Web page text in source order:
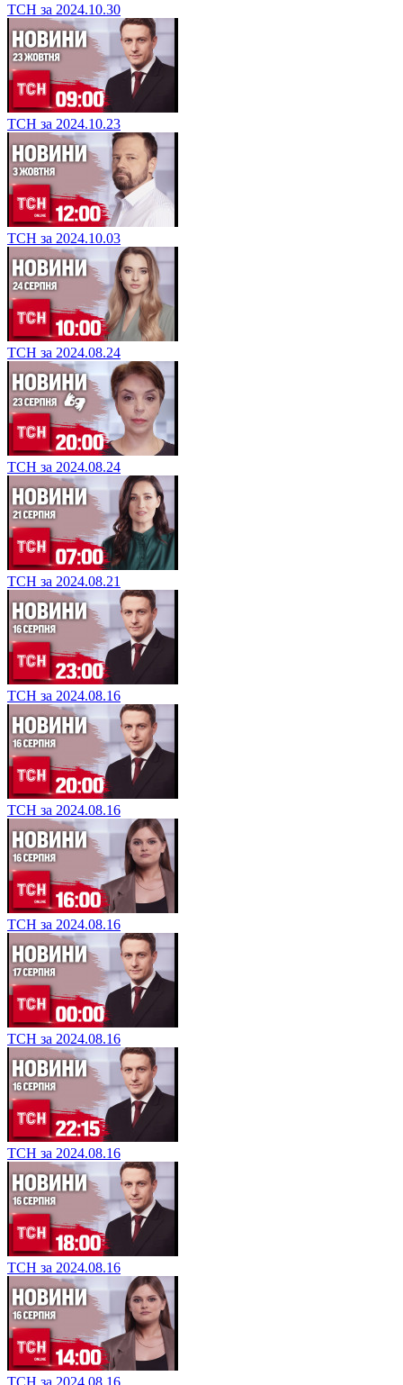
ТСН за 2024.10.30
ТСН за 2024.10.23
ТСН за 2024.10.03
ТСН за 2024.08.24
ТСН за 2024.08.24
ТСН за 2024.08.21
ТСН за 2024.08.16
ТСН за 2024.08.16
ТСН за 2024.08.16
ТСН за 2024.08.16
ТСН за 2024.08.16
ТСН за 2024.08.16
ТСН за 2024.08.16